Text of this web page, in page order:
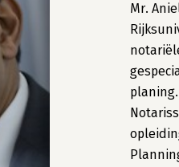
Mr.